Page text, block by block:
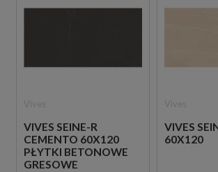
VIVES SEINE-R
CEMENTO 60X120
PŁYTKI BETONOWE
GRESOWE
VIVES
60X120